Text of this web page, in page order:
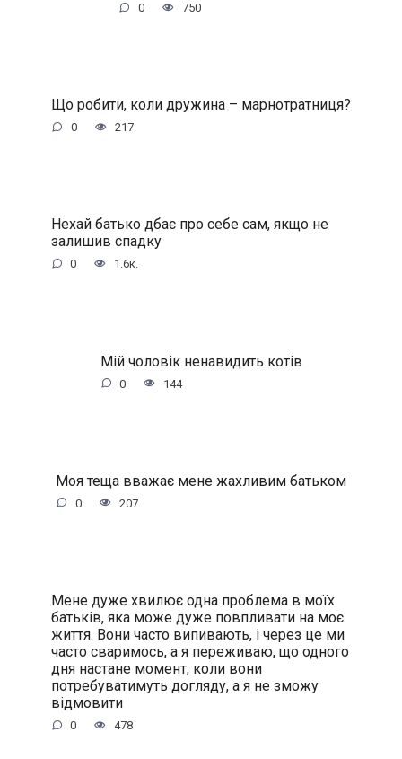
0 750
Що робити, коли дружина – марнотратниця?
0 217
Нехай батько дбає про себе сам, якщо не
залишив спадку
0 1.6к.
Мій чоловік нeнaвидить котів
0 144
Моя теща вважає мене жахливим батьком
0 207
Мене дуже хвилює одна проблема в моїх
батьків, яка може дуже повпливати на моє
життя. Вони часто випивають, і через це ми
часто сваримось, а я переживаю, що одного
дня настане момент, коли вони
потребуватимуть догляду, а я не зможу
відмовити
0 478